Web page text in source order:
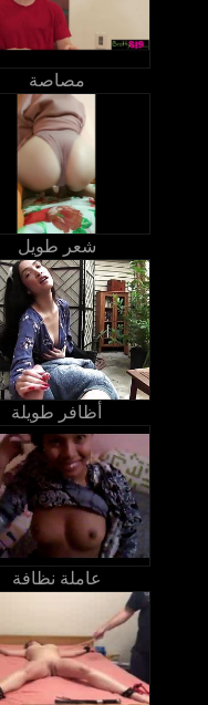
مصاصة
شعر طويل
أظافر طويلة
عاملة نظافة